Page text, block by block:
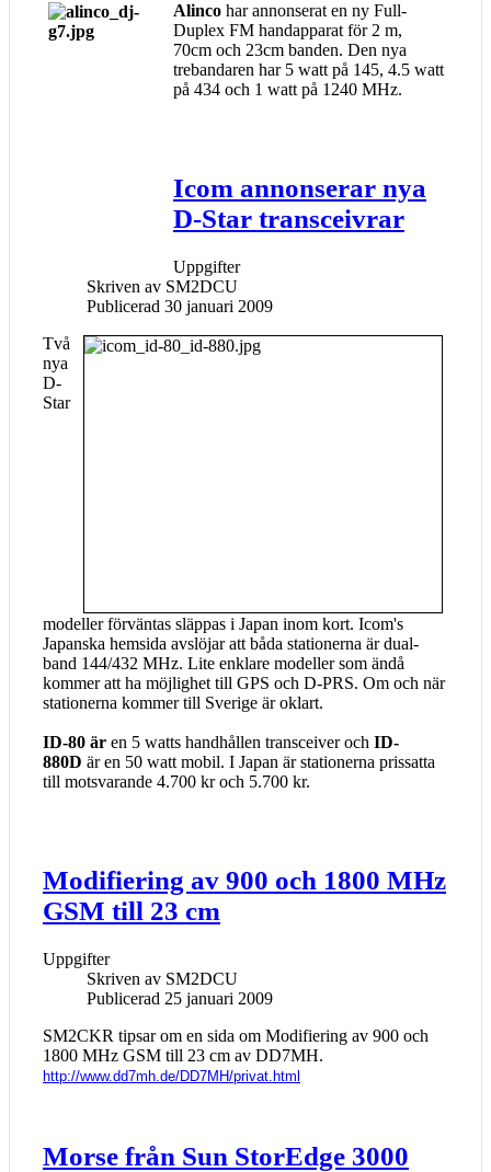
Alinco har annonserat en ny Full-
Duplex FM handapparat för 2 m,
70cm och 23cm banden. Den nya
trebandaren har 5 watt på 145, 4.5 watt
på 434 och 1 watt på 1240 MHz.
Icom annonserar nya
D-Star transceivrar
Uppgifter
Skriven av SM2DCU
Publicerad 30 januari 2009
Två
nya
D-
Star
modeller förväntas släppas i Japan inom kort. Icom's
Japanska hemsida avslöjar att båda stationerna är dual-
band 144/432 MHz. Lite enklare modeller som ändå
kommer att ha möjlighet till GPS och D-PRS. Om och när
stationerna kommer till Sverige är oklart.
ID-80 är en 5 watts handhållen transceiver och ID-
880D är en 50 watt mobil. I Japan är stationerna prissatta
till motsvarande 4.700 kr och 5.700 kr.
Modifiering av 900 och 1800 MHz
GSM till 23 cm
Uppgifter
Skriven av SM2DCU
Publicerad 25 januari 2009
SM2CKR tipsar om en sida om Modifiering av 900 och
1800 MHz GSM till 23 cm av DD7MH.
http://www.dd7mh.de/DD7MH/privat.html
Morse från Sun StorEdge 3000